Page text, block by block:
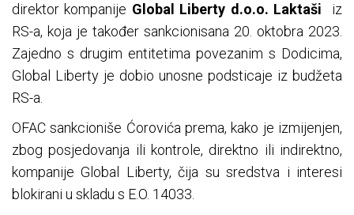
direktor kompanije Global Liberty d.o.o. Laktaši iz
RS-a, koja je također sankcionisana 20. oktobra 2023.
Zajedno s drugim entitetima povezanim s Dodicima,
Global Liberty je dobio unosne podsticaje iz budžeta
RS-a.
OFAC sankcioniše Ćorovića prema, kako je izmijenjen,
zbog posjedovanja ili kontrole, direktno ili indirektno,
kompanije Global Liberty, čija su sredstva i interesi
blokirani u skladu s E.O. 14033.